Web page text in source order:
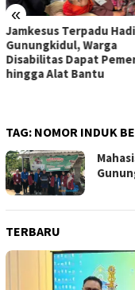
«
Jamkesus Terpadu
Gunungkidul, Warga
Disabilitas Dapat
hingga Alat Bantu
TAG: NOMOR INDUK
TERBARU